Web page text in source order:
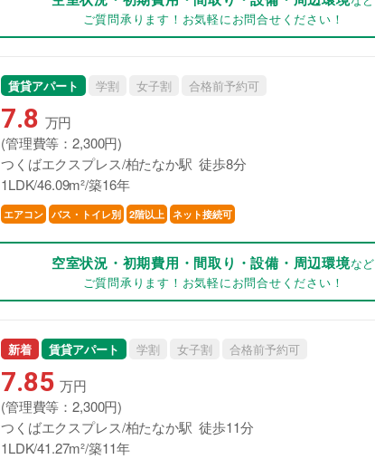
ご質問承ります！お気軽にお問合せください！
賃貸アパート 学割 女子割 合格前予約可
7.8 万円
(管理費等：2,300円)
つくばエクスプレス/柏たなか駅 徒歩8分
1LDK/46.09m²/築16年
エアコン バス・トイレ別 2階以上 ネット接続可
空室状況・初期費用・間取り・設備・周辺環境など
ご質問承ります！お気軽にお問合せください！
新着 賃貸アパート 学割 女子割 合格前予約可
7.85 万円
(管理費等：2,300円)
つくばエクスプレス/柏たなか駅 徒歩11分
1LDK/41.27m²/築11年